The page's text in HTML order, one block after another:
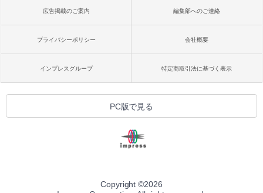
広告掲載のご案内 編集部へのご連絡
プライバシーポリシー 会社概要
インプレスグループ 特定商取引法に基づく表示
PC版で見る
Copyright ©2026